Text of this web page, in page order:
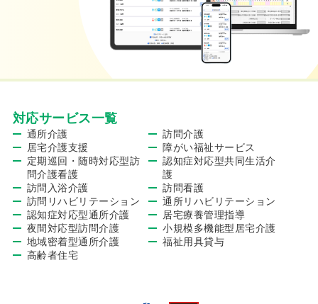
対応サービス一覧
通所介護
訪問介護
居宅介護支援
障がい福祉サービス
定期巡回・随時対応型訪
問介護看護
認知症対応型共同生活介
護
訪問入浴介護
訪問看護
訪問リハビリテーション
通所リハビリテーション
認知症対応型通所介護
居宅療養管理指導
夜間対応型訪問介護
小規模多機能型居宅介護
地域密着型通所介護
福祉用具貸与
高齢者住宅